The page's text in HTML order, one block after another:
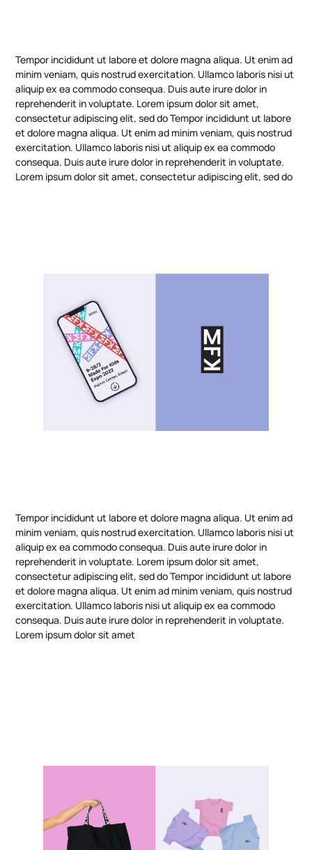
Tempor incididunt ut labore et dolore magna aliqua. Ut enim ad
minim veniam, quis nostrud exercitation. Ullamco laboris nisi ut
aliquip ex ea commodo consequa. Duis aute irure dolor in
reprehenderit in voluptate. Lorem ipsum dolor sit amet,
consectetur adipiscing elit, sed do Tempor incididunt ut labore
et dolore magna aliqua. Ut enim ad minim veniam, quis nostrud
exercitation. Ullamco laboris nisi ut aliquip ex ea commodo
consequa. Duis aute irure dolor in reprehenderit in voluptate.
Lorem ipsum dolor sit amet, consectetur adipiscing elit, sed do
Tempor incididunt ut labore et dolore magna aliqua. Ut enim ad
minim veniam, quis nostrud exercitation. Ullamco laboris nisi ut
aliquip ex ea commodo consequa. Duis aute irure dolor in
reprehenderit in voluptate. Lorem ipsum dolor sit amet,
consectetur adipiscing elit, sed do Tempor incididunt ut labore
et dolore magna aliqua. Ut enim ad minim veniam, quis nostrud
exercitation. Ullamco laboris nisi ut aliquip ex ea commodo
consequa. Duis aute irure dolor in reprehenderit in voluptate.
Lorem ipsum dolor sit amet